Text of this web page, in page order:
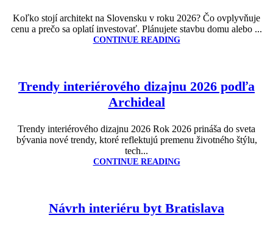
Koľko stojí architekt na Slovensku v roku 2026? Čo ovplyvňuje
cenu a prečo sa oplatí investovať. Plánujete stavbu domu alebo ...
CONTINUE READING
Trendy interiérového dizajnu 2026 podľa
Archideal
Trendy interiérového dizajnu 2026 Rok 2026 prináša do sveta
bývania nové trendy, ktoré reflektujú premenu životného štýlu,
tech...
CONTINUE READING
Návrh interiéru byt Bratislava